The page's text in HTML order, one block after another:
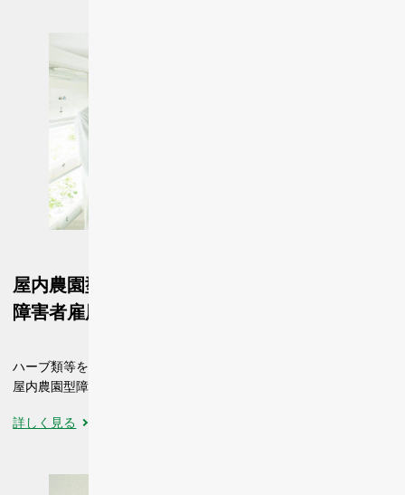
屋内農園型
障害者雇用支援サービス IBUKI
ハーブ類等を生産・加工する、
屋内農園型障害者雇用施設。当社サポートスタッフが常駐
詳しく見る